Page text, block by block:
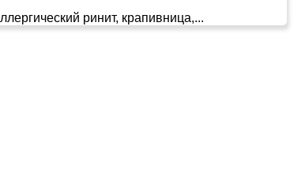
ринит, крапивница,...